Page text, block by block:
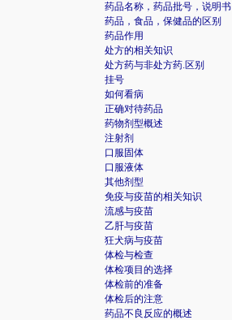
药品名称，药品批号，说明书
药品，食品，保健品的区别
药品作用
处方的相关知识
处方药与非处方药.区别
挂号
如何看病
正确对待药品
药物剂型概述
注射剂
口服固体
口服液体
其他剂型
免疫与疫苗的相关知识
流感与疫苗
乙肝与疫苗
狂犬病与疫苗
体检与检查
体检项目的选择
体检前的准备
体检后的注意
药品不良反应的概述